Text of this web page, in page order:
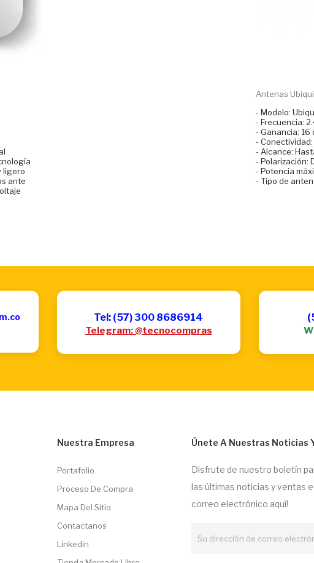
ligero
ante
Antenas
- Modelo:
- Frecuencia:
- Ganancia: 16
-
- Alcance:
- Polarización:
- Potencia
- Tipo de
Tel: (57) 300 8686914
Telegram: @tecnocompras
Nuestra Empresa
Portafolio
Proceso De Compra
Mapa Del Sitio
Contactanos
Linkedin
Únete A Nuestras Noticias
Disfrute de nuestro boletín
las últimas noticias y ventas
correo electrónico aquí!